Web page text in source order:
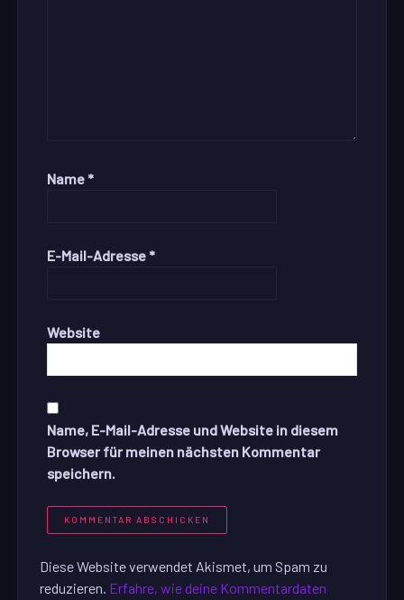
Name *
E-Mail-Adresse *
Website
Name, E-Mail-Adresse und Website in diesem
Browser für meinen nächsten Kommentar
speichern.
Diese Website verwendet Akismet, um Spam zu
reduzieren. Erfahre, wie deine Kommentardaten